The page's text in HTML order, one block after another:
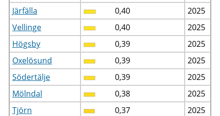
Järfälla
0,40
2025
Vellinge
0,40
2025
Högsby
0,39
2025
Oxelösund
0,39
2025
Södertälje
0,39
2025
Mölndal
0,38
2025
Tjörn
0,37
2025